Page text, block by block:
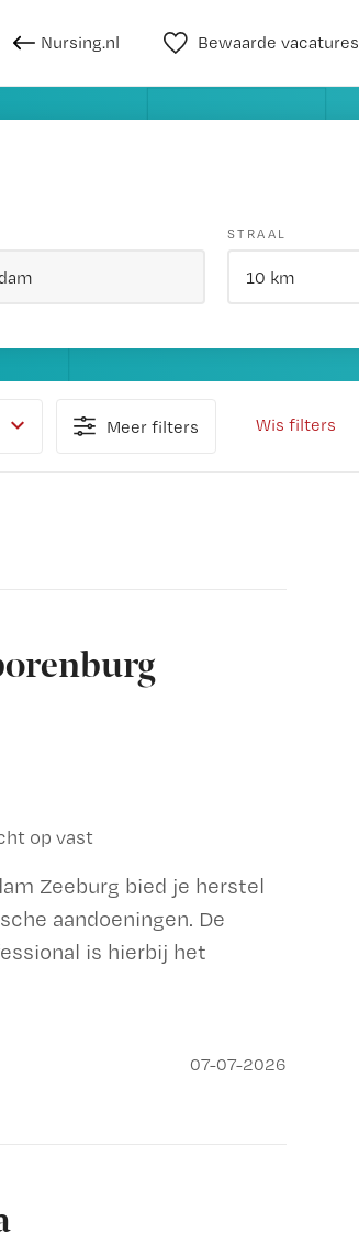
Nursing.nl Bewaarde vacatures
STRAAL
Meer filters Wis filters
op vast
Zeeburg bied je herstel
aandoeningen. De
is hierbij het
07-07-2026